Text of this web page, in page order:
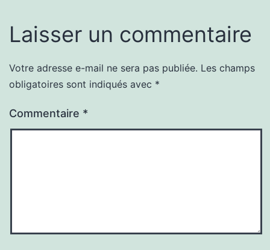
Laisser un commentaire
Votre adresse e-mail ne sera pas publiée. Les champs
obligatoires sont indiqués avec *
Commentaire *